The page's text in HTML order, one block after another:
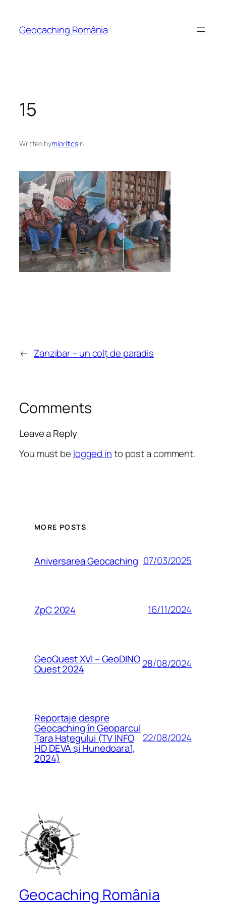
content
Geocaching România
15
Written bymioriticsin
← Zanzibar – un colț de paradis
Comments
Leave a Reply
You must be logged into post a comment.
MORE POSTS
Aniversarea Geocaching 07/03/2025
ZpC 2024 16/11/2024
GeoQuest XVI – GeoDINO
Quest 2024 28/08/2024
Reportaje despre
Geocaching în Geoparcul
Țara Hațegului (TV INFO
HD DEVA și Hunedoara1,
2024)
22/08/2024
Geocaching România